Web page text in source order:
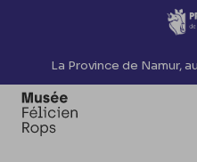
Accèder directement
La Province de Namur,